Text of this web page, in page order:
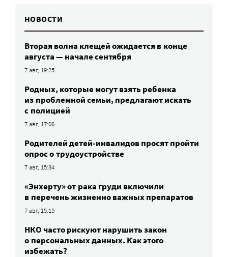
НОВОСТИ
Вторая волна клещей ожидается в конце
августа — начале сентября
7 авг, 19:25
Родных, которые могут взять ребенка
из проблемной семьи, предлагают искать
с полицией
7 авг, 17:06
Родителей детей-инвалидов просят пройти
опрос о трудоустройстве
7 авг, 15:34
«Энхерту» от рака груди включили
в перечень жизненно важных препаратов
7 авг, 15:15
НКО часто рискуют нарушить закон
о персональных данных. Как этого
избежать?